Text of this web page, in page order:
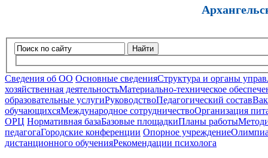
Найти
Сведения об ОО Основные сведенияСтруктура и органы
хозяйственная деятельностьМатериально-техническое
образовательные услугиРуководствоПедагогический состав
обучающихсяМеждународное сотрудничествоОрганизация
ОРЦ Нормативная базаБазовые площадкиПланы работы
педагогаГородские конференции Опорное учреждение
дистанционного обученияРекомендации психолога